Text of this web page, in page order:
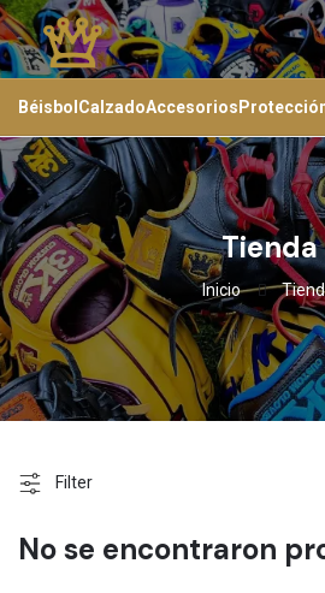
Béisbol CalzadoAccesorios
Tienda
Inicio
Filter
No se encontraron